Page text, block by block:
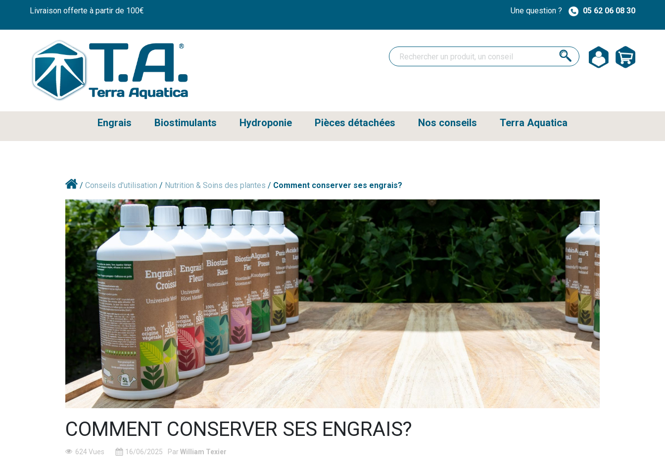
Livraison offerte à partir de 100€ Une question ? 05 62 06 08 30
Engrais Biostimulants Hydroponie Pièces détachées Nos conseils Terra Aquatica
/ Conseils d'utilisation / Nutrition & Soins des plantes / Comment conserver ses engrais?
COMMENT CONSERVER SES ENGRAIS?
624 Vues 16/06/2025 Par William Texier